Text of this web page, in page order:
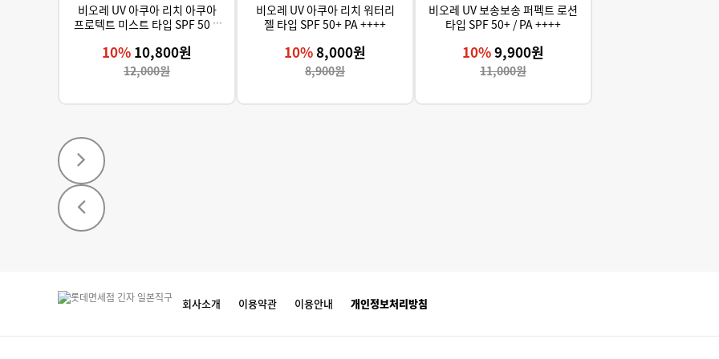
비오레 UV 아쿠아 리치 아쿠아
프로텍트 미스트 타입 SPF 50 P
10% 10,800원
12,000원
비오레 UV 아쿠아 리치 워터리
젤 타입 SPF 50+ PA ++++
10%8,000원
8,900원
비오레 UV 보송보송 퍼펙트 로션
타입 SPF 50+ / PA ++++
10%9,900원
11,000원
회사소개 이용약관 이용안내 개인정보처리방침